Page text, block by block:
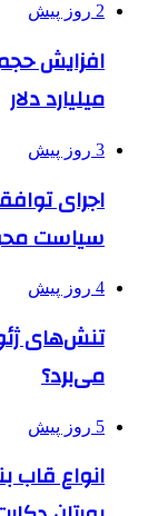
2 روز پیش
میلیارد دلار
3 روز پیش
اجرای
سیاست
4 روز پیش
تنش‌های
می‌برد؟
5 روز پیش
انواع قاب